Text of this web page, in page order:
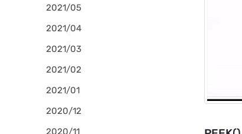
2021/05
2021/04
2021/03
2021/02
2021/01
2020/12
2020/11